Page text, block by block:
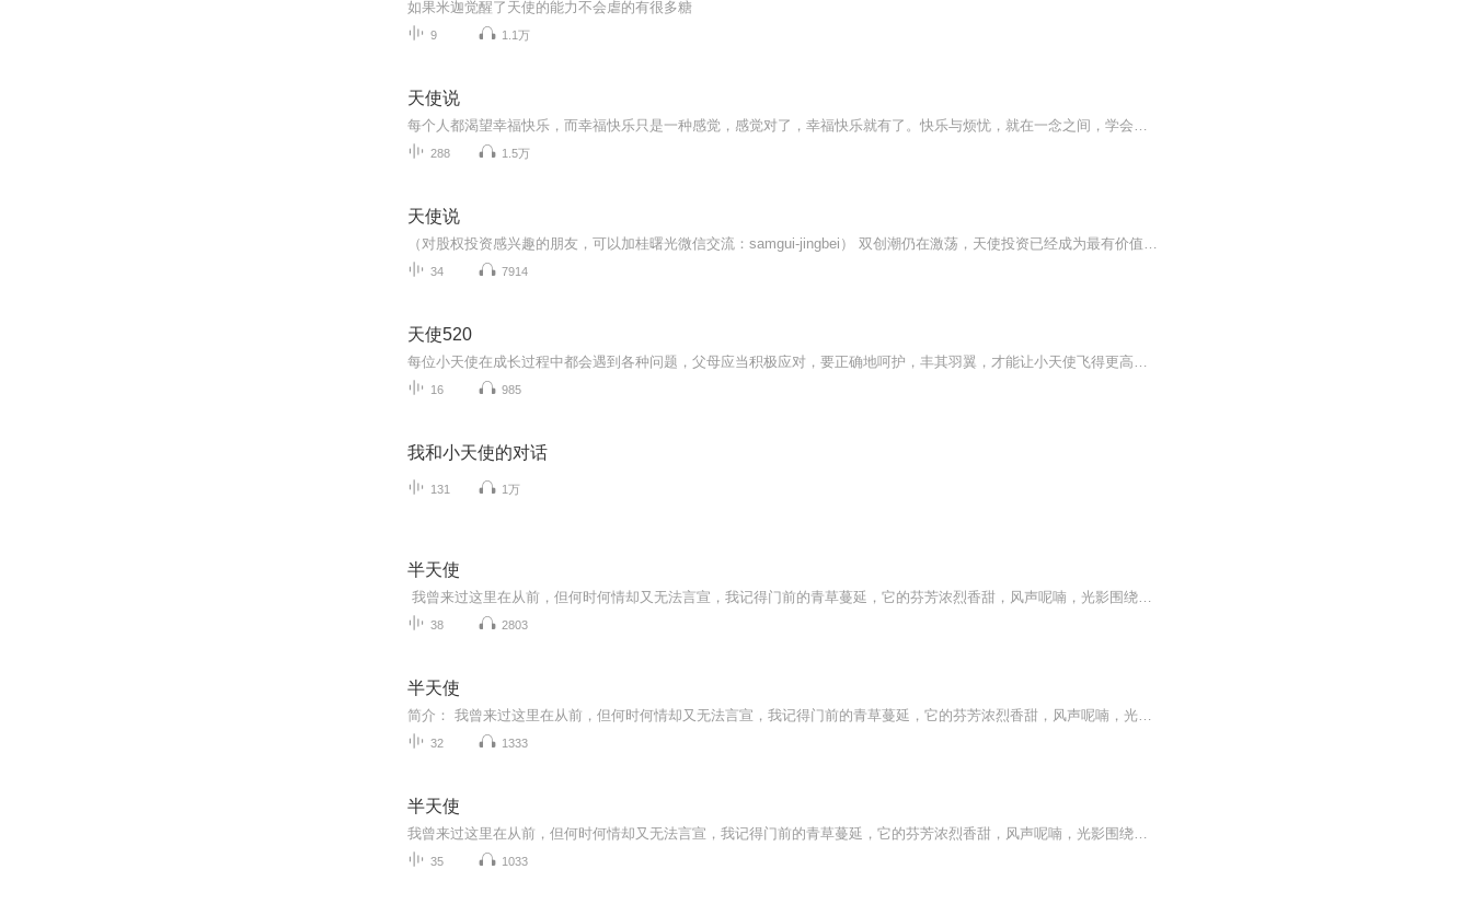
如果米迦觉醒了天使的能力不会虐的有很多糖
9 1.1万
天使说
每个人都渴望幸福快乐，而幸福快乐只是一种感觉，感觉对了，幸福快乐就有了。快乐与烦忧，就在一念之间，学会反省和感恩，摒弃报怨和指责，改变不快乐的被动思维模式，学会积极主动掌控自己的命运，实现自我目标。
288 1.5万
天使说
（对股权投资感兴趣的朋友，可以加桂曙光微信交流：samgui-jingbei） 双创潮仍在激荡，天使投资已经成为最有价值的投资方式之一，是不是有钱就能做天使投资人呢？第一个项目去哪里找？如何提高投资成功率？成为优秀的天使投资人需要具备哪些技能？如何帮助创业公司顺利走到下一轮？ 本栏目“天使说”集结了20多位中国最活跃的天使投资人的实战观点与经验。旨在帮助有兴趣进入天使投资领域的各界人士，以及正在从事投资的人士，系统学习和深入理解投资的逻辑和规律，一步步踏上专业投资之路。早期创业者和有融资需求的人士，也能从中了解投资人看项目的思路，知己知彼，更快的找到最合适的自己的投资人。 （对股权投资感兴趣的朋友，可以加桂曙光微信交流：samgui-jingbei）
34 7914
天使520
每位小天使在成长过程中都会遇到各种问题，父母应当积极应对，要正确地呵护，丰其羽翼，才能让小天使飞得更高、更稳。
16 985
我和小天使的对话
131 1万
半天使
我曾来过这里在从前，但何时何情却又无法言宣，我记得门前的青草蔓延，它的芬芳浓烈香甜，风声呢喃，光影围绕岸边。你曾属于我在从前，这是多久的事我却茫然，当凝视高翔的群燕，你回眸顾盼，面纱掉落的瞬间——我记起了一切前缘。
38 2803
半天使
简介： 我曾来过这里在从前，但何时何情却又无法言宣，我记得门前的青草蔓延，它的芬芳浓烈香甜，风声呢喃，光影围绕岸边。你曾属于我在从前，这是多久的事我却茫然，当凝视高翔的群燕，你回眸顾盼，面纱掉落的瞬间——我记起了一切前缘。
32 1333
半天使
我曾来过这里在从前，但何时何情却又无法言宣，我记得门前的青草蔓延，它的芬芳浓烈香甜，风声呢喃，光影围绕岸边。你曾属于我在从前，这是多久的事我却茫然，当凝视高翔的群燕，你回眸顾盼，面纱掉落的瞬间——我记起了一切前缘。
35 1033